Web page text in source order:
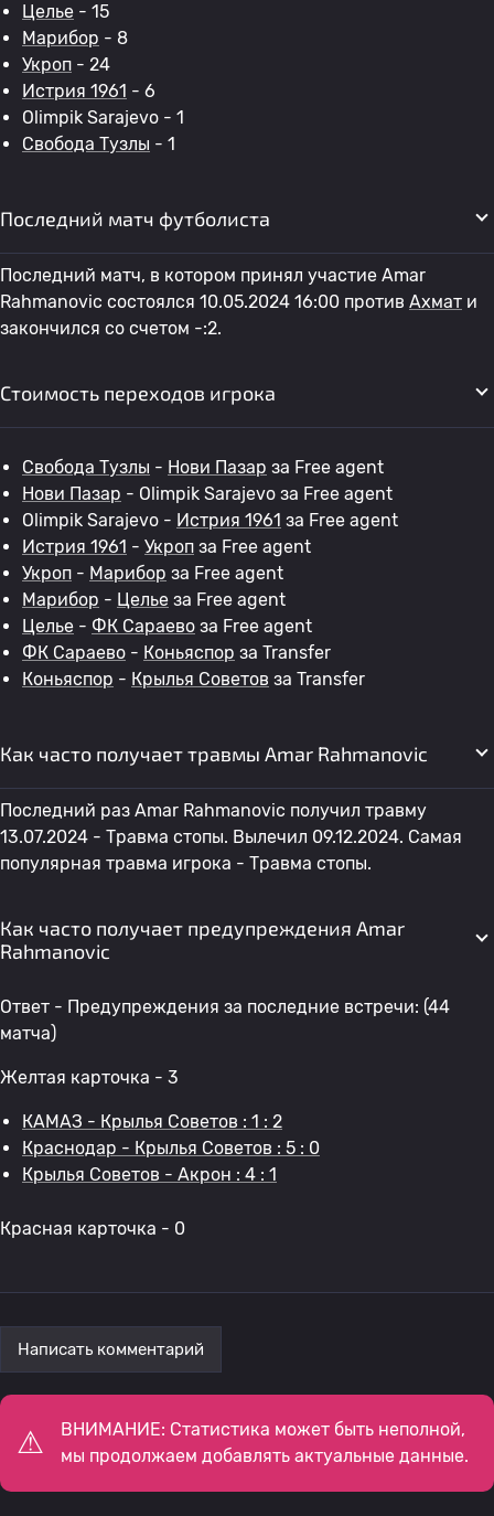
Целье - 15
Марибор - 8
Укроп - 24
Истрия 1961 - 6
Olimpik Sarajevo - 1
Свобода Тузлы - 1
Последний матч футболиста
Последний матч, в котором принял участие Amar
Rahmanovic состоялся 10.05.2024 16:00 против Ахмат и
закончился со счетом -:2.
Стоимость переходов игрока
Свобода Тузлы - Нови Пазар за Free agent
Нови Пазар - Olimpik Sarajevo за Free agent
Olimpik Sarajevo - Истрия 1961 за Free agent
Истрия 1961 - Укроп за Free agent
Укроп - Марибор за Free agent
Марибор - Целье за Free agent
Целье - ФК Сараево за Free agent
ФК Сараево - Коньяспор за Transfer
Коньяспор - Крылья Советов за Transfer
Как часто получает травмы Amar Rahmanovic
Последний раз Amar Rahmanovic получил травму
13.07.2024 - Травма стопы. Вылечил 09.12.2024. Самая
популярная травма игрока - Травма стопы.
Как часто получает предупреждения Amar
Rahmanovic
Ответ - Предупреждения за последние встречи: (44
матча)
Желтая карточка - 3
КАМАЗ - Крылья Советов : 1 : 2
Краснодар - Крылья Советов : 5 : 0
Крылья Советов - Акрон : 4 : 1
Красная карточка - 0
Написать комментарий
ВНИМАНИЕ: Статистика может быть неполной,
мы продолжаем добавлять актуальные данные.